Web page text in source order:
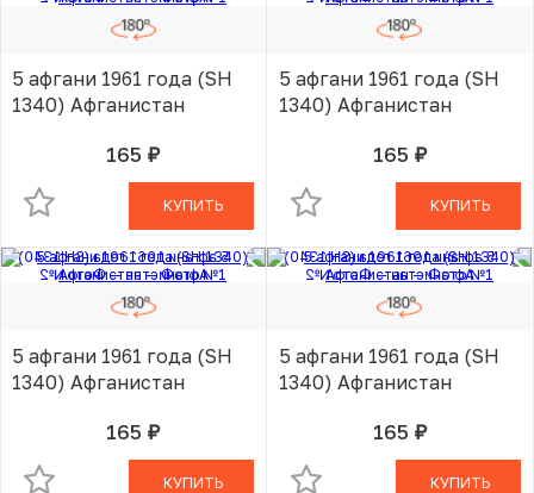
5 афгани 1961 года (SH
1340) Афганистан
165 руб.В КОРЗИНЕ
КУПИТЬ
5 афгани 1961 года (SH
1340) Афганистан
165 руб.В КОРЗИНЕ
КУПИТЬ
5 афгани 1961 года (SH
1340) Афганистан
165 руб.В КОРЗИНЕ
КУПИТЬ
5 афгани 1961 года (SH
1340) Афганистан
165 руб.В КОРЗИНЕ
КУПИТЬ